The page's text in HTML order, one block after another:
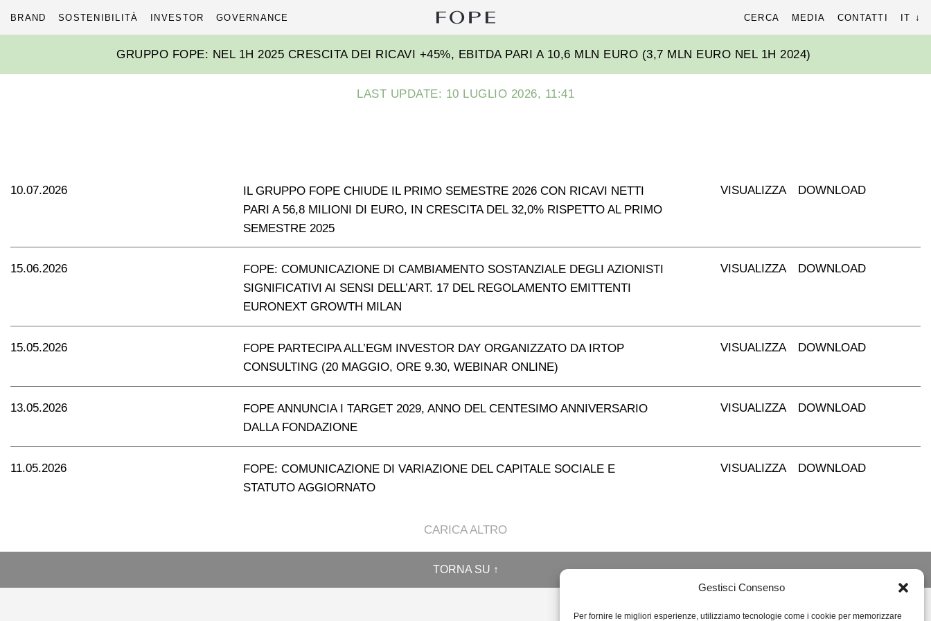
Gestisci Consenso
Per fornire le migliori esperienze, utilizziamo tecnologie come i cookie per memorizzare
BRAND SOSTENIBILITÀ INVESTOR GOVERNANCE
Fope
Group
per:
CERCA MEDIA CONTATTI IT
GRUPPO FOPE: NEL 1H 2025 CRESCITA DEI RICAVI +45%, EBITDA PARI A 10,6 MLN EURO (3,7 MLN EURO NEL 1H 2024)
LAST UPDATE: 10 LUGLIO 2026, 11:41
10.07.2026
IL GRUPPO FOPE CHIUDE IL PRIMO SEMESTRE 2026 CON RICAVI NETTI
PARI A 56,8 MILIONI DI EURO, IN CRESCITA DEL 32,0% RISPETTO AL PRIMO
SEMESTRE 2025
VISUALIZZA DOWNLOAD
15.06.2026
FOPE: COMUNICAZIONE DI CAMBIAMENTO SOSTANZIALE DEGLI AZIONISTI
SIGNIFICATIVI AI SENSI DELL’ART. 17 DEL REGOLAMENTO EMITTENTI
EURONEXT GROWTH MILAN
VISUALIZZA DOWNLOAD
15.05.2026
FOPE PARTECIPA ALL’EGM INVESTOR DAY ORGANIZZATO DA IRTOP
CONSULTING (20 MAGGIO, ORE 9.30, WEBINAR ONLINE)
VISUALIZZA DOWNLOAD
13.05.2026
FOPE ANNUNCIA I TARGET 2029, ANNO DEL CENTESIMO ANNIVERSARIO
DALLA FONDAZIONE
VISUALIZZA DOWNLOAD
11.05.2026
FOPE: COMUNICAZIONE DI VARIAZIONE DEL CAPITALE SOCIALE E
STATUTO AGGIORNATO
VISUALIZZA DOWNLOAD
CARICA ALTRO
TORNA SU ↑